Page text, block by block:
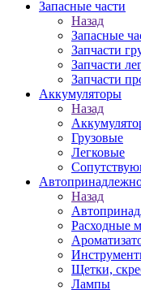
Запасные части
Назад
Запасные
Запчасти
Запчасти
Запчасти
Аккумуляторы
Назад
Грузовые
Легковые
Назад
Расходные
Щетки,
Лампы